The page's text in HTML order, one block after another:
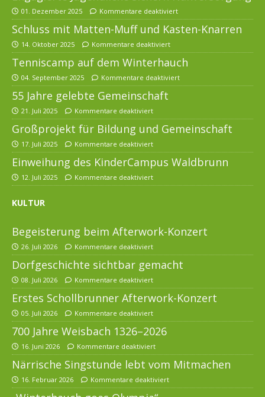
01. Dezember 2025 Kommentare deaktiviert
Schluss mit Matten-Muff und Kasten-Knarren
14. Oktober 2025 Kommentare deaktiviert
Tenniscamp auf dem Winterhauch
04. September 2025 Kommentare deaktiviert
55 Jahre gelebte Gemeinschaft
21. Juli 2025 Kommentare deaktiviert
Großprojekt für Bildung und Gemeinschaft
17. Juli 2025 Kommentare deaktiviert
Einweihung des KinderCampus Waldbrunn
12. Juli 2025 Kommentare deaktiviert
KULTUR
Begeisterung beim Afterwork-Konzert
26. Juli 2026 Kommentare deaktiviert
Dorfgeschichte sichtbar gemacht
08. Juli 2026 Kommentare deaktiviert
Erstes Schollbrunner Afterwork-Konzert
05. Juli 2026 Kommentare deaktiviert
700 Jahre Weisbach 1326–2026
16. Juni 2026 Kommentare deaktiviert
Närrische Singstunde lebt vom Mitmachen
16. Februar 2026 Kommentare deaktiviert